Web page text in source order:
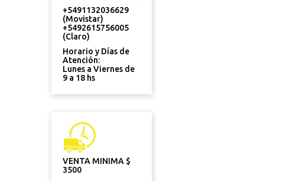
+5491132036629
(Movistar)
+5492615756005
(Claro)
Horario y Días de
Atención:
Lunes a Viernes de
9 a 18 hs
VENTA MINIMA $
3500